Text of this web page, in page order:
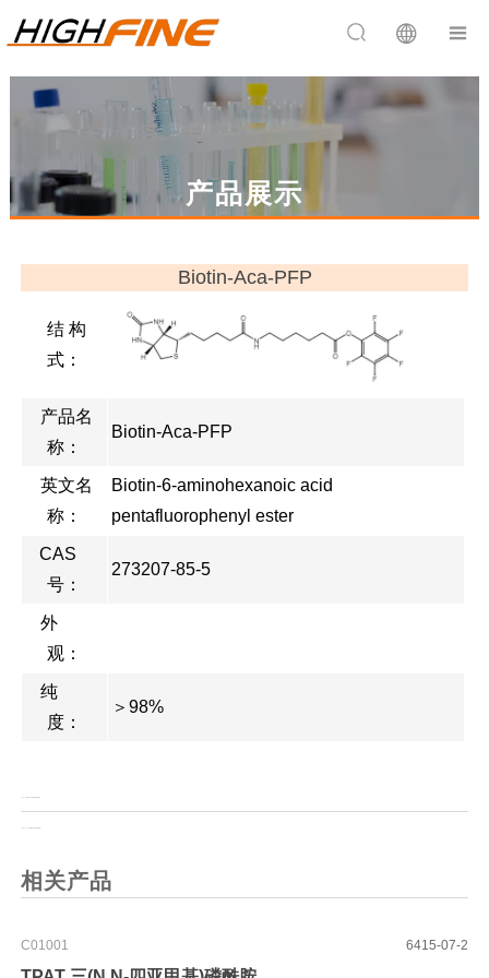
 
产品展示
Biotin-Aca-PFP
结 构
式：
产品名
称：
Biotin-Aca-PFP
英文名
称：
Biotin-6-aminohexanoic acid
pentafluorophenyl ester
CAS
号：
273207-85-5
外
观：
纯
度：
＞98%
相关产品
C01001 6415-07-2